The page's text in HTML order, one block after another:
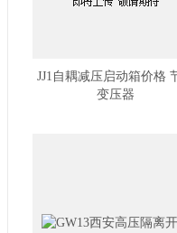
JJ1自耦减压启动箱价格
变压器